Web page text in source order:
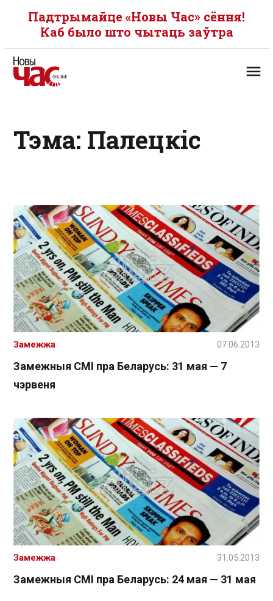
Падтрымайце «Новы Час» сёння!
Каб было што чытаць заўтра
Тэма: Палецкіс
Замежныя СМІ пра Беларусь: 31 мая — 7
чэрвеня
Замежжа 07.06.2013
Замежныя СМІ пра Беларусь: 24 мая — 31 мая
Замежжа 31.05.2013